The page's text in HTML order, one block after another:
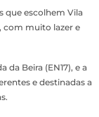
que escolhem Vila
com muito lazer e
da Beira (EN17), e a
e destinadas a